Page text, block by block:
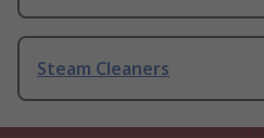
Steam Cleaners